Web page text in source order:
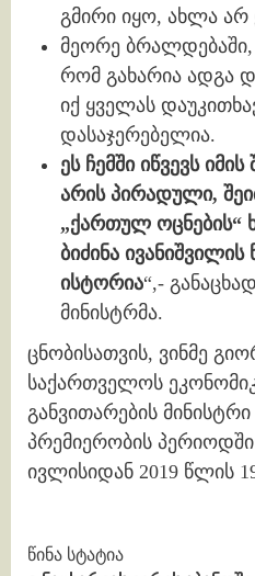
გმირი იყო, ახლა
მეორე
რომ გახარია ადგა
იქ ყველას
დასაჯერებელია.
ეს ჩემში იწვევს
არის პირადული,
„ქართულ ოცნების“
ბიძინა ივანიშვილის
ისტორია“,-
მინისტრმა.
ცნობისათვის, ვინმე
საქართველოს
განვითარების მინისტრი
პრემიერობის
ივლისიდან 2019 წლის
Continue
წინა სტატია